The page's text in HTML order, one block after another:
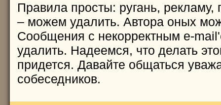
Правила просты: ругань, рекламу,
– можем удалить. Автора оных
Сообщения с некорректным e-
удалить. Надеемся, что делать
придется. Давайте общаться
собеседников.